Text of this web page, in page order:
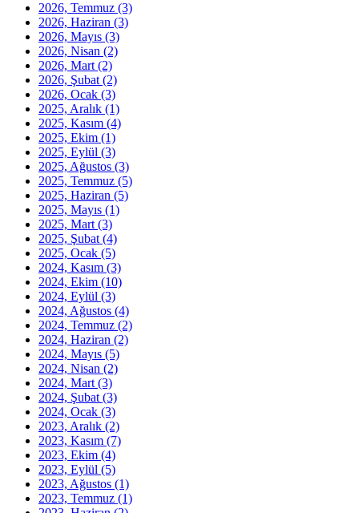
2026, Temmuz (3)
2026, Haziran (3)
2026, Mayıs (3)
2026, Nisan (2)
2026, Mart (2)
2026, Şubat (2)
2026, Ocak (3)
2025, Aralık (1)
2025, Kasım (4)
2025, Ekim (1)
2025, Eylül (3)
2025, Ağustos (3)
2025, Temmuz (5)
2025, Haziran (5)
2025, Mayıs (1)
2025, Mart (3)
2025, Şubat (4)
2025, Ocak (5)
2024, Kasım (3)
2024, Ekim (10)
2024, Eylül (3)
2024, Ağustos (4)
2024, Temmuz (2)
2024, Haziran (2)
2024, Mayıs (5)
2024, Nisan (2)
2024, Mart (3)
2024, Şubat (3)
2024, Ocak (3)
2023, Aralık (2)
2023, Kasım (7)
2023, Ekim (4)
2023, Eylül (5)
2023, Ağustos (1)
2023, Temmuz (1)